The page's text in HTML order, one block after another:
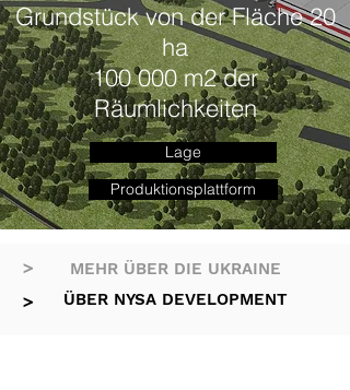
Grundstück von der Fläche 20
ha
100 000 m2 der
Räumlichkeiten
Lage
Produktionsplattform
> MEHR ÜBER DIE UKRAINE
> ÜBER NYSA DEVELOPMENT